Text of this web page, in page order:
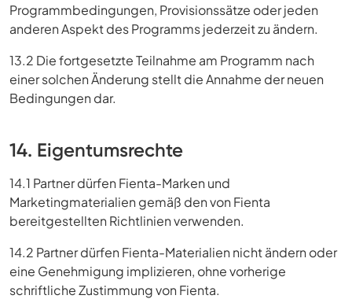
Programmbedingungen, Provisionssätze oder jeden
anderen Aspekt des Programms jederzeit zu ändern.
13.2 Die fortgesetzte Teilnahme am Programm nach
einer solchen Änderung stellt die Annahme der neuen
Bedingungen dar.
14. Eigentumsrechte
14.1 Partner dürfen Fienta-Marken und
Marketingmaterialien gemäß den von Fienta
bereitgestellten Richtlinien verwenden.
14.2 Partner dürfen Fienta-Materialien nicht ändern oder
eine Genehmigung implizieren, ohne vorherige
schriftliche Zustimmung von Fienta.